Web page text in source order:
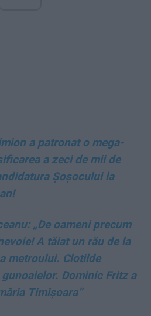
a patronat o mega-
a zeci de mii de
Șoșocului la
„De oameni precum
A tăiat un rău de la
metroului. Clotilde
Dominic Fritz a
Timișoara”